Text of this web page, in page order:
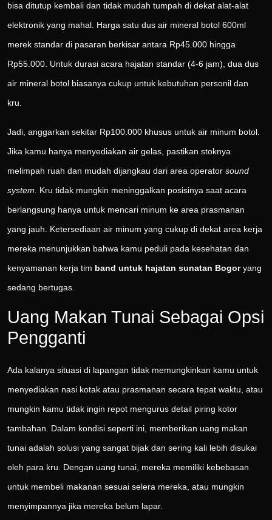
bisa ditutup kembali dan tidak mudah tumpah di dekat alat-alat
elektronik yang mahal. Harga satu dus air mineral botol 600ml
merek standar di pasaran berkisar antara Rp45.000 hingga
Rp55.000. Untuk durasi acara hajatan standar (4-6 jam), dua dus
air mineral botol biasanya cukup untuk kebutuhan personil dan
kru.
Jadi, anggarkan sekitar Rp100.000 khusus untuk air minum botol.
Jika kamu hanya menyediakan air gelas, pastikan stoknya
melimpah ruah dan mudah dijangkau dari area operator sound
system . Kru tidak mungkin meninggalkan posisinya saat acara
berlangsung hanya untuk mencari minum ke area prasmanan
yang jauh. Ketersediaan air minum yang cukup di dekat area kerja
mereka menunjukkan bahwa kamu peduli pada kesehatan dan
kenyamanan kerja tim band untuk hajatan sunatan Bogoryang
sedang bertugas.
Uang Makan Tunai Sebagai Opsi
Pengganti
Ada kalanya situasi di lapangan tidak memungkinkan kamu untuk
menyediakan nasi kotak atau prasmanan secara tepat waktu, atau
mungkin kamu tidak ingin repot mengurus detail piring kotor
tambahan. Dalam kondisi seperti ini, memberikan uang makan
tunai adalah solusi yang sangat bijak dan sering kali lebih disukai
oleh para kru. Dengan uang tunai, mereka memiliki kebebasan
untuk membeli makanan sesuai selera mereka, atau mungkin
menyimpannya jika mereka belum lapar.